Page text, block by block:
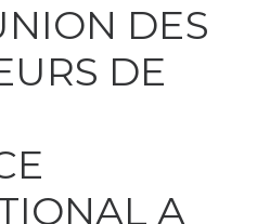
DES
DE
A